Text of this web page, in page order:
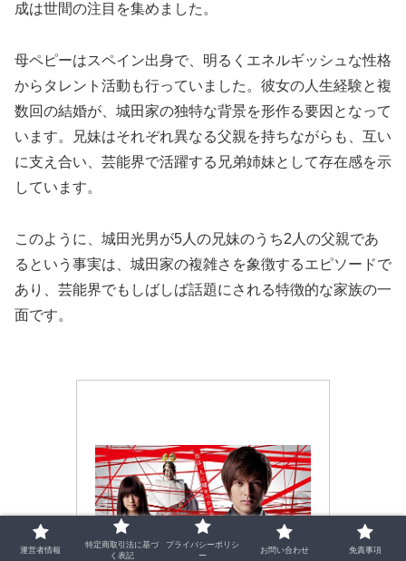
成は世間の注目を集めました。
母ペピーはスペイン出身で、明るくエネルギッシュな性格
からタレント活動も行っていました。彼女の人生経験と複
数回の結婚が、城田家の独特な背景を形作る要因となって
います。兄妹はそれぞれ異なる父親を持ちながらも、互い
に支え合い、芸能界で活躍する兄弟姉妹として存在感を示
しています。
このように、城田光男が5人の兄妹のうち2人の父親であ
るという事実は、城田家の複雑さを象徴するエピソードで
あり、芸能界でもしばしば話題にされる特徴的な家族の一
面です。
運営者情報
特定商取引法に基づ
く表記
プライバシーポリシ
ー
お問い合わせ 免責事項